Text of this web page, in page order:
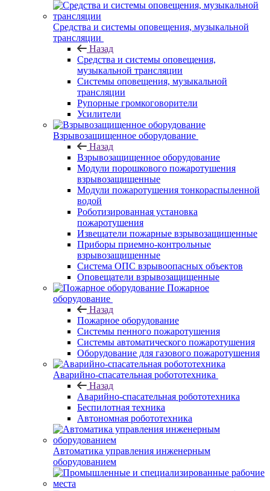
Средства и системы оповещения, музыкальной
трансляции
Назад
Средства и системы оповещения,
музыкальной трансляции
Системы оповещения, музыкальной
трансляции
Рупорные громкоговорители
Усилители
Взрывозащищенное оборудование
Назад
Взрывозащищенное оборудование
Модули порошкового пожаротушения
взрывозащищенные
Модули пожаротушения тонкораспыленной
водой
Роботизированная установка
пожаротушения
Извещатели пожарные взрывозащищенные
Приборы приемно-контрольные
взрывозащищенные
Система ОПС взрывоопасных объектов
Оповещатели взрывозащищенные
Пожарное
оборудование
Назад
Пожарное оборудование
Системы пенного пожаротушения
Системы автоматического пожаротушения
Оборудование для газового пожаротушения
Аварийно-спасательная робототехника
Назад
Аварийно-спасательная робототехника
Беспилотная техника
Автономная робототехника
Автоматика управления инженерным
оборудованием